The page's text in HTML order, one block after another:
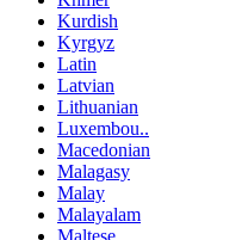
Kurdish
Kyrgyz
Latin
Latvian
Lithuanian
Luxembou..
Macedonian
Malagasy
Malay
Malayalam